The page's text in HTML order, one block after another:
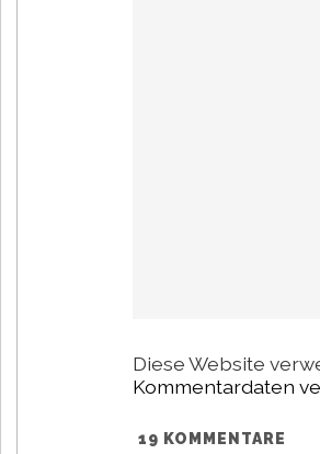
Diese Website
Kommentardaten
19 KOMMENTARE